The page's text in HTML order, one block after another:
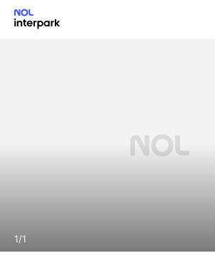
1/1